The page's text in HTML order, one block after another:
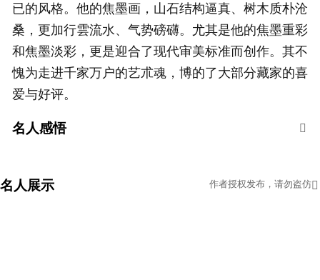
已的风格。他的焦墨画，山石结构逼真、树木质朴沧
桑，更加行雲流水、气势磅礴。尤其是他的焦墨重彩
和焦墨淡彩，更是迎合了现代审美标准而创作。其不
愧为走进千家万户的艺朮魂，博的了大部分藏家的喜
爱与好评。
名人感悟
名人展示 作者授权发布，请勿盗仿